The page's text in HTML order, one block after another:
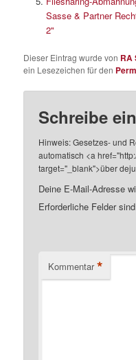
Sasse & Partner
2"
Dieser Eintrag wurde von RA
ein Lesezeichen für den
Schreibe
Hinweis: Gesetzes- und
automatisch <a
target="_blank">über
Deine E-Mail-Adresse
Erforderliche Felder
Kommentar *